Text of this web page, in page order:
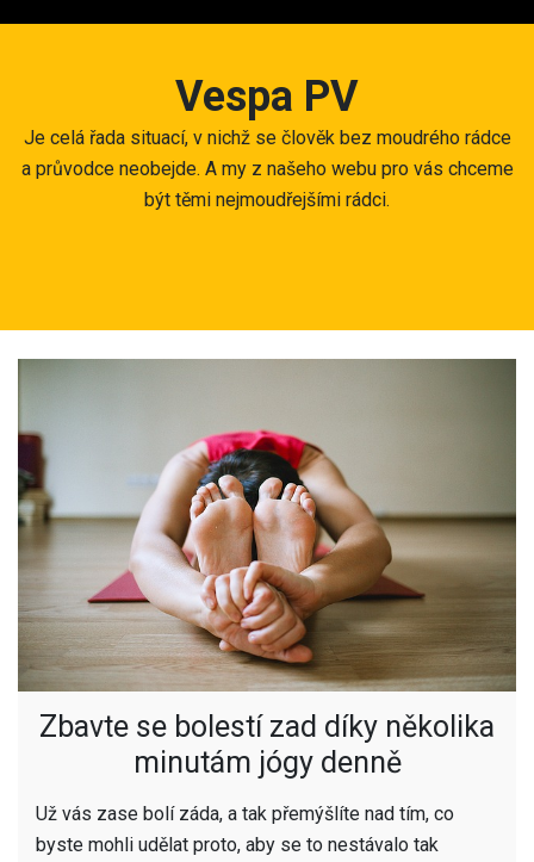
Vespa PV
Je celá řada situací, v nichž se člověk bez moudrého rádce
a průvodce neobejde. A my z našeho webu pro vás chceme
být těmi nejmoudřejšími rádci.
Zbavte se bolestí zad díky několika
minutám jógy denně
Už vás zase bolí záda, a tak přemýšlíte nad tím, co
byste mohli udělat proto, aby se to nestávalo tak